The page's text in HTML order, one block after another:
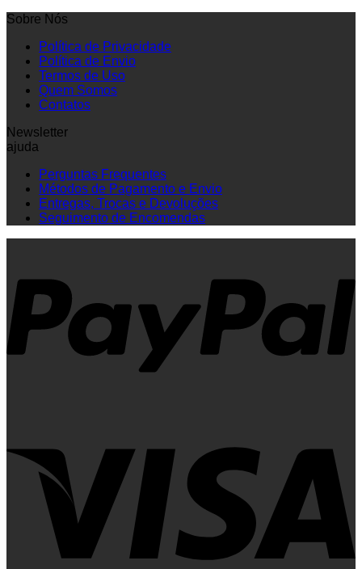
Sobre Nós
Política de Privacidade
Política de Envio
Termos de Uso
Quem Somos
Contatos
Newsletter
ajuda
Perguntas Frequentes
Métodos de Pagamento e Envio
Entregas, Trocas e Devoluções
Seguimento de Encomendas